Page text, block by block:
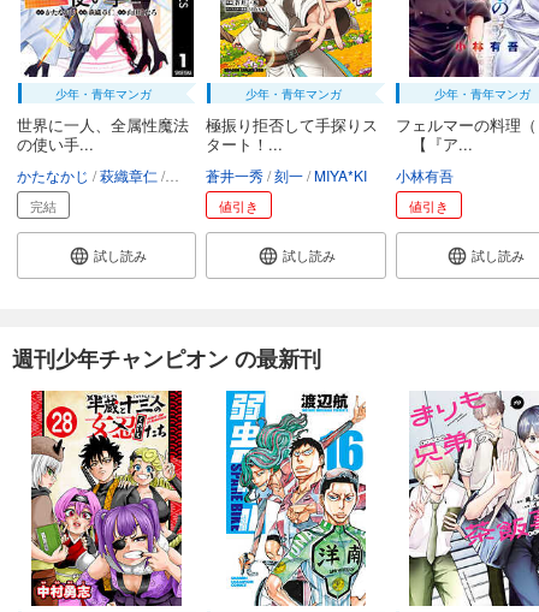
649円 (税込)
カート
試し読み
あらすじを表示する
弱虫ペダル 69
649円 (税込)
試し読み
あらすじを表示する
649円 (税込)
試し読み
あらすじを表示する
弱虫ペダル 71
649円 (税込)
カート
試し読み
少年・青年マンガ
世界に一人、全属性魔法
の使い手...
かたなかじ 萩織章仁 山田こたろ
完結
試し読み
少年・青年マンガ
極振り拒否して手探りス
タート！...
蒼井一秀 刻一 MIYA*KI
値引き
試し読み
少年・青年マンガ
フェルマーの料理
【『ア...
小林有吾
値引き
試し読み
週刊少年チャンピオン の最新刊